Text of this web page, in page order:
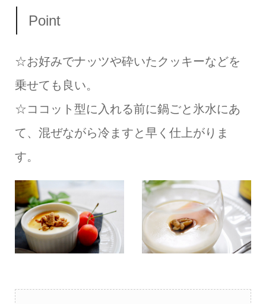
Point
☆お好みでナッツや砕いたクッキーなどを
乗せても良い。
☆ココット型に入れる前に鍋ごと氷水にあ
て、混ぜながら冷ますと早く仕上がりま
す。